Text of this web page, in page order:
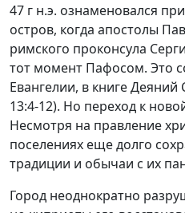
47 г н.э. ознаменовался
остров, когда апостолы
римского проконсула
тот момент Пафосом. Это
Евангелии, в книге
13:4-12). Но переход к
Несмотря на правление
поселениях еще долго
традиции и обычаи с их
Город неоднократно